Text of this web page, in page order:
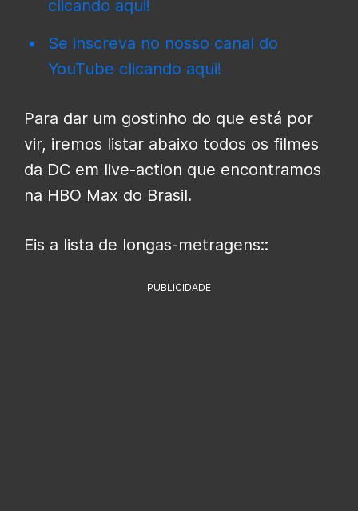
clicando aqui!
Se inscreva no nosso canal do
YouTube clicando aqui!
Para dar um gostinho do que está por
vir, iremos listar abaixo todos os filmes
da DC em live-action que encontramos
na HBO Max do Brasil.
Eis a lista de longas-metragens::
PUBLICIDADE